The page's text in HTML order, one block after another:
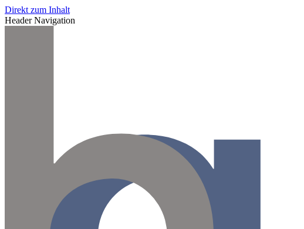
Direkt zum Inhalt
Header Navigation